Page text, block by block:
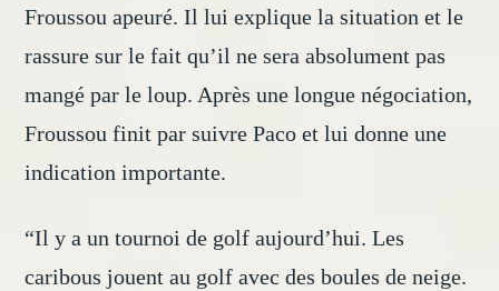
Froussou apeuré. Il lui explique la situation et le
rassure sur le fait qu’il ne sera absolument pas
mangé par le loup. Après une longue négociation,
Froussou finit par suivre Paco et lui donne une
indication importante.
“Il y a un tournoi de golf aujourd’hui. Les
caribous jouent au golf avec des boules de neige.